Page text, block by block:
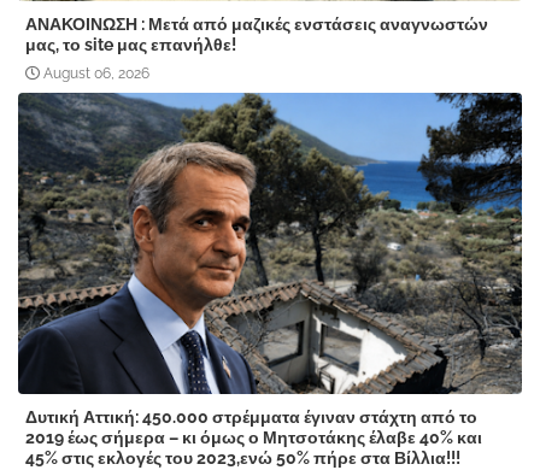
ΑΝΑΚΟΙΝΩΣΗ : Μετά από μαζικές ενστάσεις αναγνωστών
μας, το site μας επανήλθε!
August 06, 2026
Δυτική Αττική: 450.000 στρέμματα έγιναν στάχτη από το
2019 έως σήμερα – κι όμως ο Μητσοτάκης έλαβε 40% και
45% στις εκλογές του 2023,ενώ 50% πήρε στα Βίλλια!!!